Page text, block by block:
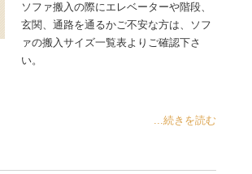
ソファ搬入の際にエレベーターや階段、
玄関、通路を通るかご不安な方は、ソフ
ァの搬入サイズ一覧表よりご確認下さ
い。
...続きを読む